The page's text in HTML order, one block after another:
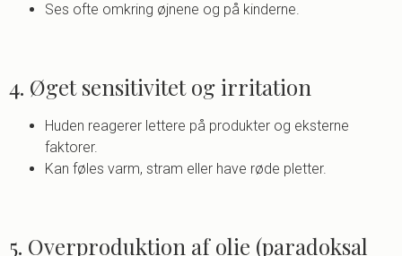
Ses ofte omkring øjnene og på kinderne.
4. Øget sensitivitet og irritation
Huden reagerer lettere på produkter og eksterne
faktorer.
Kan føles varm, stram eller have røde pletter.
5. Overproduktion af olie (paradoksal